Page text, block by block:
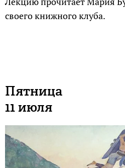
своего книжного клуба.
Пятница
11 июля